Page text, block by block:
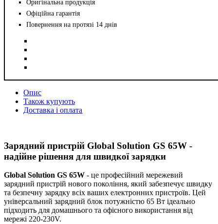
Оригінальна продукція
Офіційна гарантія
Повернення на протязі 14 днів
Опис
Також купують
Доставка і оплата
Зарядний пристрій Global Solution GS 65W -
надійне рішення для швидкої зарядки
Global Solution GS 65W - це професійний мережевий
зарядний пристрій нового покоління, який забезпечує швидку
та безпечну зарядку всіх ваших електронних пристроїв. Цей
універсальний зарядний блок потужністю 65 Вт ідеально
підходить для домашнього та офісного використання від
мережі 220-230V.